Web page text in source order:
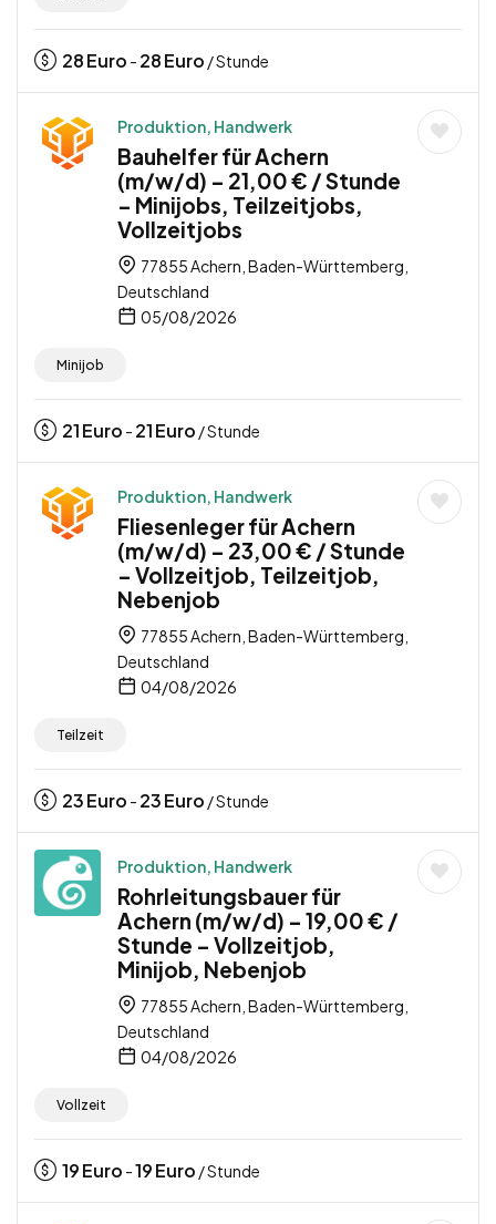
28Euro - 28Euro / Stunde
Produktion, Handwerk
Bauhelfer für Achern
(m/w/d) – 21,00 € / Stunde
– Minijobs, Teilzeitjobs,
Vollzeitjobs
77855 Achern, Baden-Württemberg,
Deutschland
05/08/2026
Minijob
21Euro - 21Euro / Stunde
Produktion, Handwerk
Fliesenleger für Achern
(m/w/d) – 23,00 € / Stunde
– Vollzeitjob, Teilzeitjob,
Nebenjob
77855 Achern, Baden-Württemberg,
Deutschland
04/08/2026
Teilzeit
23Euro - 23Euro / Stunde
Produktion, Handwerk
Rohrleitungsbauer für
Achern (m/w/d) – 19,00 € /
Stunde – Vollzeitjob,
Minijob, Nebenjob
77855 Achern, Baden-Württemberg,
Deutschland
04/08/2026
Vollzeit
19Euro -19Euro / Stunde